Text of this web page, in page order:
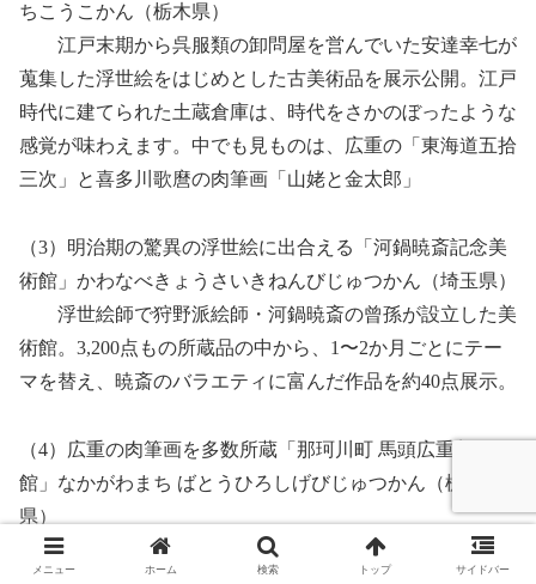
ちこうこかん（栃木県）
江戸末期から呉服類の卸問屋を営んでいた安達幸七が
蒐集した浮世絵をはじめとした古美術品を展示公開。江戸
時代に建てられた土蔵倉庫は、時代をさかのぼったような
感覚が味わえます。中でも見ものは、広重の「東海道五拾
三次」と喜多川歌麿の肉筆画「山姥と金太郎」
（3）明治期の驚異の浮世絵に出合える「河鍋暁斎記念美
術館」かわなべきょうさいきねんびじゅつかん（埼玉県）
浮世絵師で狩野派絵師・河鍋暁斎の曾孫が設立した美
術館。3,200点もの所蔵品の中から、1〜2か月ごとにテー
マを替え、暁斎のバラエティに富んだ作品を約40点展示。
（4）広重の肉筆画を多数所蔵「那珂川町 馬頭広重美術
館」なかがわまち ばとうひろしげびじゅつかん（栃木
県）
地元出身の実業家・青木藤作の遺族から寄贈された
メニュー ホーム 検索 トップ サイドバー